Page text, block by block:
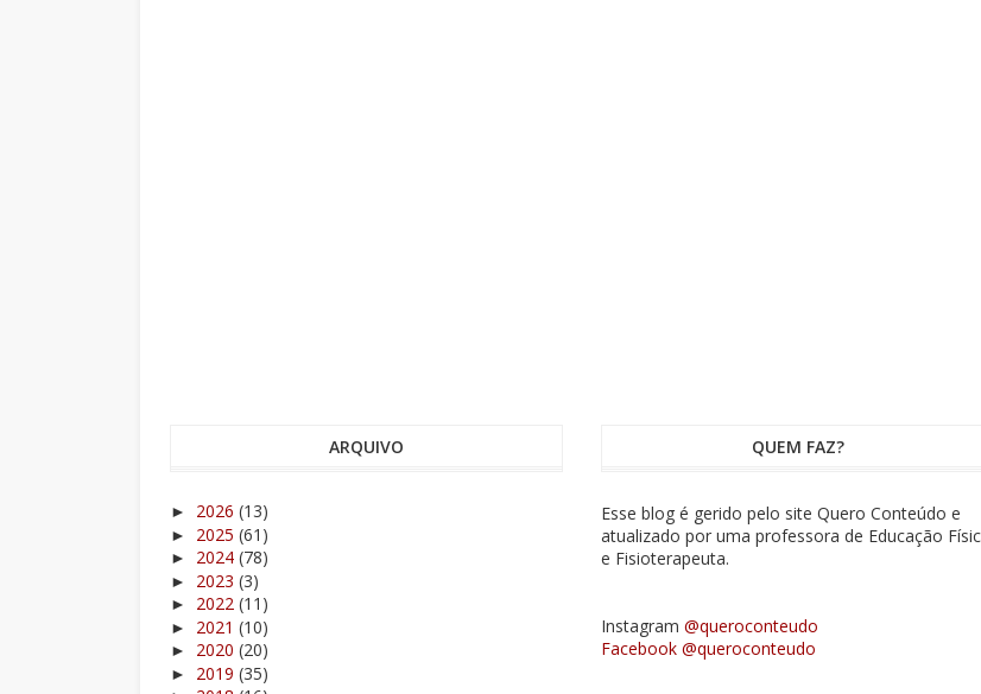
ARQUIVO
► 2026 (13)
► 2025 (61)
► 2024 (78)
► 2023 (3)
► 2022 (11)
► 2021 (10)
► 2020 (20)
► 2019 (35)
QUEM FAZ?
Esse blog é gerido pelo site Quero Conteúdo e
atualizado por uma professora de Educação
e Fisioterapeuta.
Instagram@queroconteudo
Facebook @queroconteudo